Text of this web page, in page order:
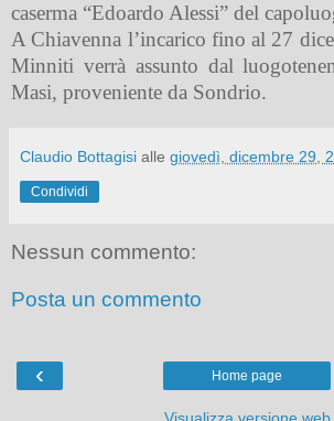
caserma “Edoardo Alessi” del
A Chiavenna l’incarico fino al 27
Minniti verrà assunto dal
Masi, proveniente da Sondrio.
Claudio Bottagisi alle giovedì, dicembre 29,
Condividi
Nessun commento:
Posta un commento
‹ Home page
Visualizza versione web